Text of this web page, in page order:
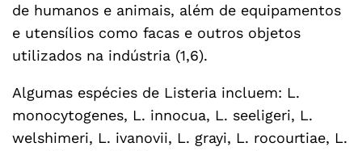
de humanos e animais, além de equipamentos
e utensílios como facas e outros objetos
utilizados na indústria (1,6).
Algumas espécies de Listeria incluem: L.
monocytogenes, L. innocua, L. seeligeri, L.
welshimeri, L. ivanovii, L. grayi, L. rocourtiae, L.